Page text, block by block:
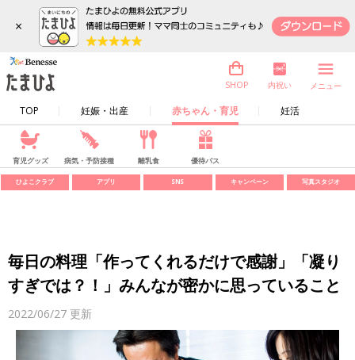
×
TOP 妊娠・出産 赤ちゃん・育児 妊活
SHOP 内祝い メニュー
育児グッズ 病気・予防接種 離乳食 優待パス
ひよこクラブ アプリ SNS キャンペーン 写真スタジオ
毎日の料理「作ってくれるだけで感謝」「凝り
すぎでは？！」みんなが密かに思っていること
2022/06/27 更新